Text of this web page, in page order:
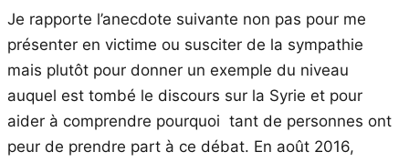
Je rapporte l’anecdote suivante non pas pour me
présenter en victime ou susciter de la sympathie
mais plutôt pour donner un exemple du niveau
auquel est tombé le discours sur la Syrie et pour
aider à comprendre pourquoi tant de personnes ont
peur de prendre part à ce débat. En août 2016,